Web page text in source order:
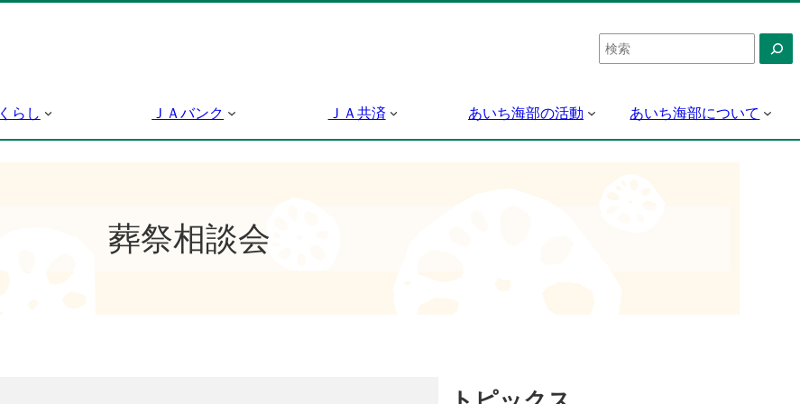
検
索
くらし ＪＡバンク ＪＡ共済 あいち海部の活動 あいち海部について
葬祭相談会